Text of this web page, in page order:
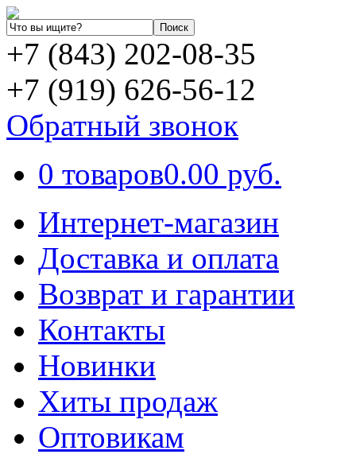
+7 (843) 202-08-35
+7 (919) 626-56-12
Обратный звонок
0 товаров0.00 руб.
Интернет-магазин
Доставка и оплата
Возврат и гарантии
Контакты
Новинки
Хиты продаж
Оптовикам